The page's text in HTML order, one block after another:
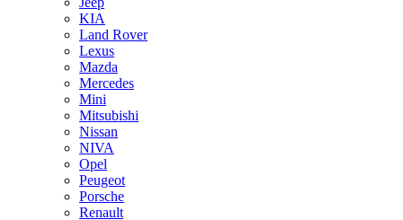
KIA
Land Rover
Lexus
Mazda
Mercedes
Mini
Mitsubishi
Nissan
NIVA
Opel
Peugeot
Porsche
Renault